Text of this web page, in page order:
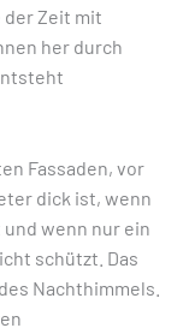
der Zeit mit
her durch
Fassaden, vor
dick ist, wenn
wenn nur ein
schützt. Das
Nachthimmels.